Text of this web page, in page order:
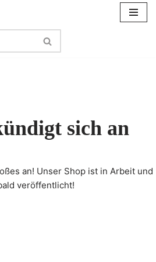
sich an
an! Unser Shop ist in Arbeit und
veröffentlicht!